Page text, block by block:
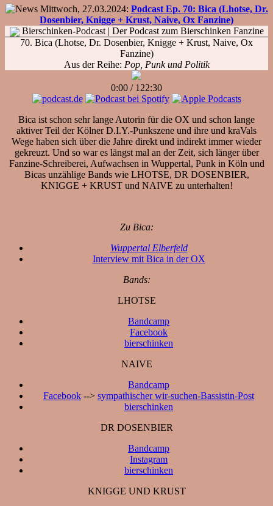
Mittwoch, 27.03.2024: Podcast Ep. 70: Bica (Lhotse, Dr.
Dosenbier, Knigge + Krust, Naive, Ox Fanzine)
Bierschinken-Podcast| Der Podcast zum Bierschinken Fanzine
70. Bica (Lhotse, Dr. Dosenbier, Knigge + Krust, Naive, Ox
Fanzine)
Aus der Reihe: Pop, Punk und Politik
0:00 / 122:30
Bica ist schon sehr lange Autorin für die OX und schon lange
aktiver Teil der Kölner D.I.Y.-Punkszene und ihre und kraVals
Wege haben sich über die Jahre direkt und indirekt immer wieder
gekreuzt. Und so war es längst mal an der Zeit, sich länger über
Fanzine-Schreiberei, Aufwachsen in Wuppertal, Punk in Köln und
Bicas unzählige Bands wie LHOTSE, DR DOSENBIER,
KNIGGE + KRUST und NAIVE zu unterhalten!
Zu Bica:
Wuppertal Elberfeld
Interview mit Bica in der OX
Bands:
LHOTSE
Bandcamp
Facebook
bierschinken
NAIVE
Bandcamp
Facebook --> sympathischer wir-suchen-Bassistin-Post
bierschinken
DR DOSENBIER
Bandcamp
Instagram
bierschinken
KNIGGE UND KRUST